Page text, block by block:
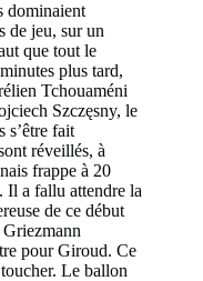
dominaient
de jeu, sur un
que tout le
plus tard,
Tchouaméni
Szczęsny, le
s’être fait
réveillés, à
frappe à 20
Il a fallu attendre la
de ce début
pour Giroud. Ce
Le ballon